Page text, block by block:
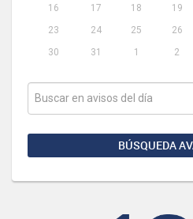
16
17 18 19
23
24 25 26
30
31 1 2
BÚSQUEDA